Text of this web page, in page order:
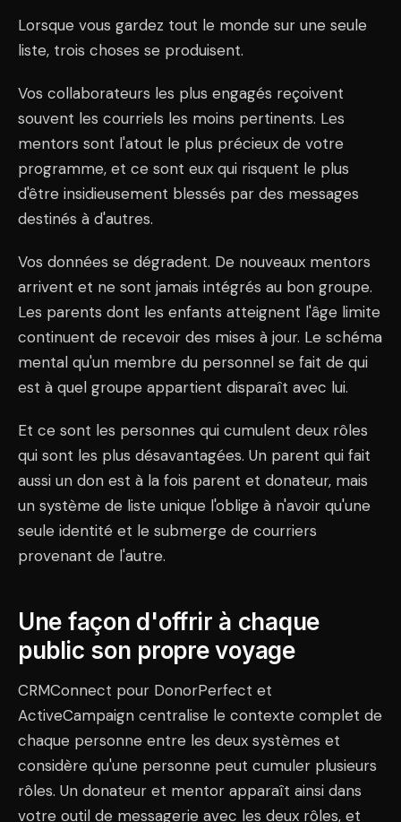
Lorsque vous gardez tout le monde sur une seule
liste, trois choses se produisent.
Vos collaborateurs les plus engagés reçoivent
souvent les courriels les moins pertinents. Les
mentors sont l'atout le plus précieux de votre
programme, et ce sont eux qui risquent le plus
d'être insidieusement blessés par des messages
destinés à d'autres.
Vos données se dégradent. De nouveaux mentors
arrivent et ne sont jamais intégrés au bon groupe.
Les parents dont les enfants atteignent l'âge limite
continuent de recevoir des mises à jour. Le schéma
mental qu'un membre du personnel se fait de qui
est à quel groupe appartient disparaît avec lui.
Et ce sont les personnes qui cumulent deux rôles
qui sont les plus désavantagées. Un parent qui fait
aussi un don est à la fois parent et donateur, mais
un système de liste unique l'oblige à n'avoir qu'une
seule identité et le submerge de courriers
provenant de l'autre.
Une façon d'offrir à chaque
public son propre voyage
CRMConnect pour DonorPerfect et
ActiveCampaign centralise le contexte complet de
chaque personne entre les deux systèmes et
considère qu'une personne peut cumuler plusieurs
rôles. Un donateur et mentor apparaît ainsi dans
votre outil de messagerie avec les deux rôles, et